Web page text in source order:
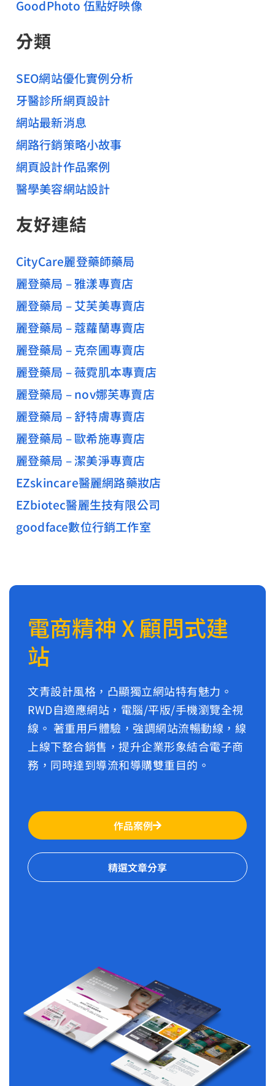
GoodPhoto 伍點好映像
分類
SEO網站優化實例分析
牙醫診所網頁設計
網站最新消息
網路行銷策略小故事
網頁設計作品案例
醫學美容網站設計
友好連結
CityCare麗登藥師藥局
麗登藥局 – 雅漾專賣店
麗登藥局 – 艾芙美專賣店
麗登藥局 – 蔻蘿蘭專賣店
麗登藥局 – 克奈圃專賣店
麗登藥局 – 薇霓肌本專賣店
麗登藥局 – nov娜芙專賣店
麗登藥局 – 舒特膚專賣店
麗登藥局 – 歐希施專賣店
麗登藥局 – 潔美淨專賣店
EZskincare醫麗網路藥妝店
EZbiotec醫麗生技有限公司
goodface數位行銷工作室
電商精神 X 顧問式建
站
文青設計風格，凸顯獨立網站特有魅力。
RWD自適應網站，電腦/平版/手機瀏覽全視
線。 著重用戶體驗，強調網站流暢動線，線
上線下整合銷售，提升企業形象結合電子商
務，同時達到導流和導購雙重目的。
作品案例
精選文章分享